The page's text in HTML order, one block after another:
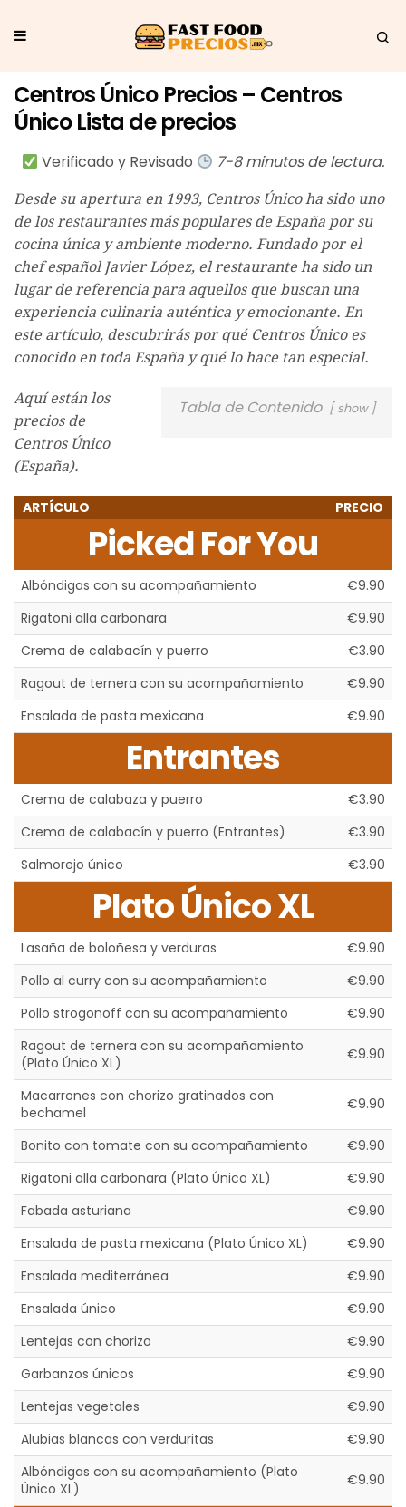
Centros Único Precios – Centros
Único Lista de precios
Verificado y Revisado 7-8 minutos de lectura.
Desde su apertura en 1993, Centros Único ha sido uno
de los restaurantes más populares de España por su
cocina única y ambiente moderno. Fundado por el
chef español Javier López, el restaurante ha sido un
lugar de referencia para aquellos que buscan una
experiencia culinaria auténtica y emocionante. En
este artículo, descubrirás por qué Centros Único es
conocido en toda España y qué lo hace tan especial.
Tabla de Contenido show
Aquí están los
precios de
Centros Único
(España).
ARTÍCULO PRECIO
Picked For You
Albóndigas con su acompañamiento
€9.90
Rigatoni alla carbonara
€9.90
Crema de calabacín y puerro
€3.90
Ragout de ternera con su acompañamiento
€9.90
Ensalada de pasta mexicana
€9.90
Entrantes
Crema de calabaza y puerro
€3.90
Crema de calabacín y puerro (Entrantes)
€3.90
Salmorejo único
€3.90
Plato Único XL
Lasaña de boloñesa y verduras
€9.90
Pollo al curry con su acompañamiento
€9.90
Pollo strogonoff con su acompañamiento
€9.90
Ragout de ternera con su acompañamiento
(Plato Único XL)
€9.90
Macarrones con chorizo gratinados con
bechamel
€9.90
Bonito con tomate con su acompañamiento
€9.90
Rigatoni alla carbonara (Plato Único XL)
€9.90
Fabada asturiana
€9.90
Ensalada de pasta mexicana (Plato Único XL)
€9.90
Ensalada mediterránea
€9.90
Ensalada único
€9.90
Lentejas con chorizo
€9.90
Garbanzos únicos
€9.90
Lentejas vegetales
€9.90
Alubias blancas con verduritas
€9.90
Albóndigas con su acompañamiento (Plato
Único XL)
€9.90